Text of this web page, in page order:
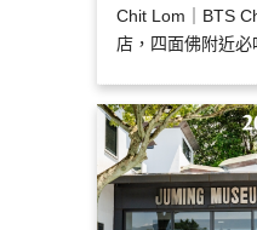
Chit Lom｜BTS
店，四面佛附近